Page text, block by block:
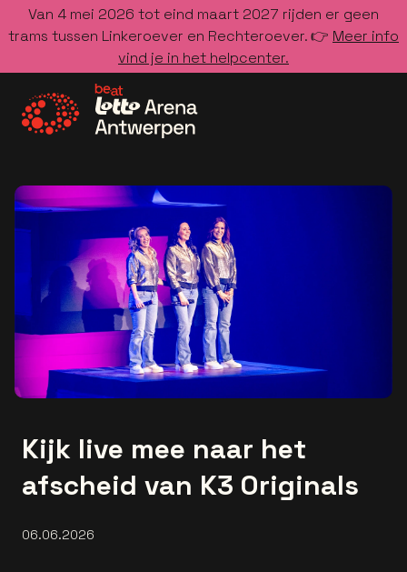
Van 4 mei 2026 tot eind maart 2027 rijden er geen
trams tussen Linkeroever en Rechteroever. 👉 Meer info
vind je in het helpcenter.
Kijk live mee naar het
afscheid van K3 Originals
06.06.2026